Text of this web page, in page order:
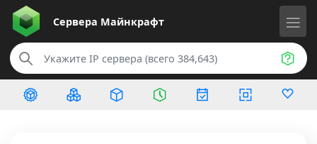
Сервера Майнкрафт